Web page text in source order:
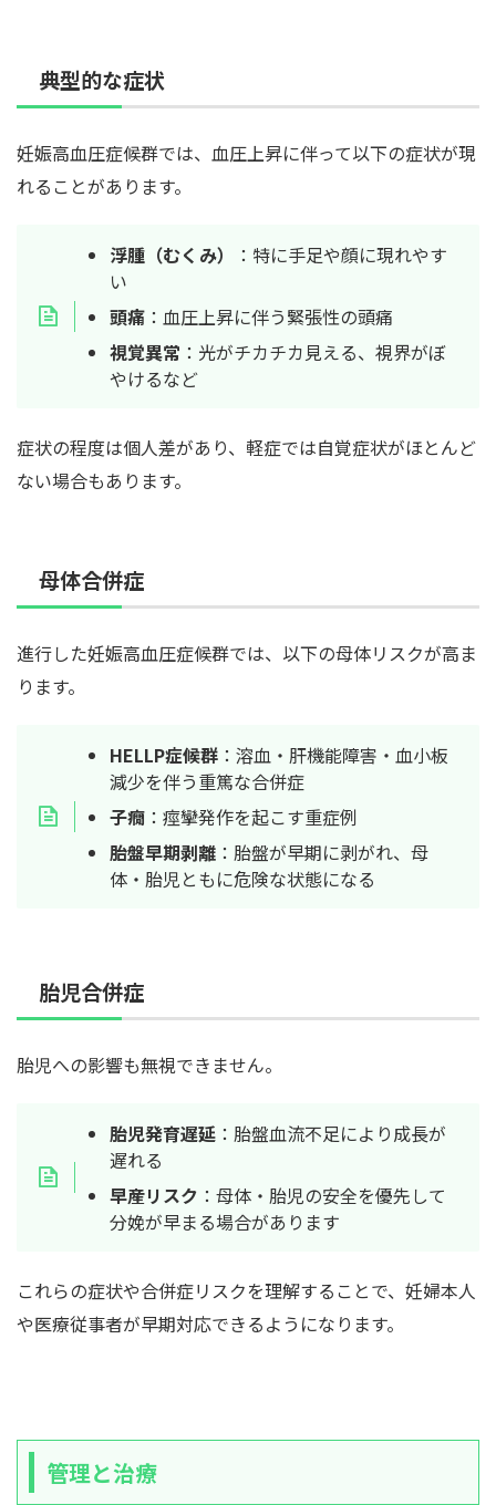
典型的な症状
妊娠高血圧症候群では、血圧上昇に伴って以下の症状が現
れることがあります。
浮腫（むくみ）
：特に手足や顔に現れやす
い
頭痛 ：血圧上昇に伴う緊張性の頭痛
視覚異常 ：光がチカチカ見える、視界がぼ
やけるなど
症状の程度は個人差があり、軽症では自覚症状がほとんど
ない場合もあります。
母体合併症
進行した妊娠高血圧症候群では、以下の母体リスクが高ま
ります。
HELLP症候群 ：溶血・肝機能障害・血小板
減少を伴う重篤な合併症
子癇 ：痙攣発作を起こす重症例
胎盤早期剥離 ：胎盤が早期に剥がれ、母
体・胎児ともに危険な状態になる
胎児合併症
胎児への影響も無視できません。
胎児発育遅延 ：胎盤血流不足により成長が
遅れる
早産リスク ：母体・胎児の安全を優先して
分娩が早まる場合があります
これらの症状や合併症リスクを理解することで、妊婦本人
や医療従事者が早期対応できるようになります。
管理と治療